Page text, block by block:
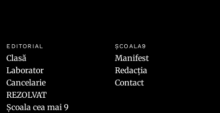
EDITORIAL
Clasă
Laborator
Cancelarie
REZOLVAT
Școala cea mai 9
ȘCOALA9
Manifest
Redacția
Contact